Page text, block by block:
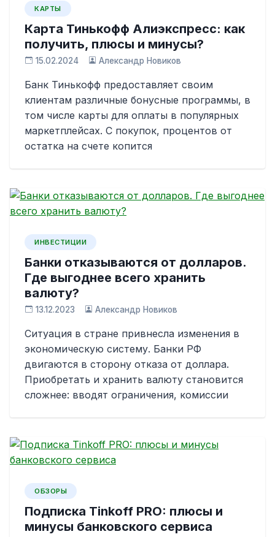
КАРТЫ
Карта Тинькофф Алиэкспресс: как
получить, плюсы и минусы?
15.02.2024 Александр Новиков
Банк Тинькофф предоставляет своим
клиентам различные бонусные программы, в
том числе карты для оплаты в популярных
маркетплейсах. С покупок, процентов от
остатка на счете копится
ИНВЕСТИЦИИ
Банки отказываются от долларов.
Где выгоднее всего хранить
валюту?
13.12.2023 Александр Новиков
Ситуация в стране привнесла изменения в
экономическую систему. Банки РФ
двигаются в сторону отказа от доллара.
Приобретать и хранить валюту становится
сложнее: вводят ограничения, комиссии
ОБЗОРЫ
Подписка Tinkoff PRO: плюсы и
минусы банковского сервиса